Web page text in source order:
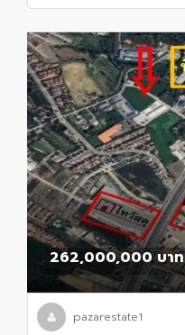
262,000,000 บาท
pazarestate1